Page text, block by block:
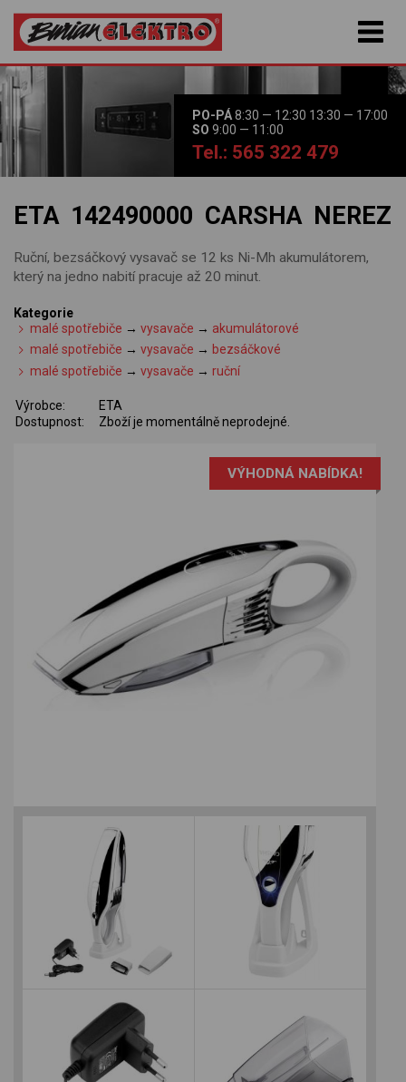
PO-PÁ8:30 — 12:30 13:30 — 17:00
SO 9:00 — 11:00
Tel.: 565 322 479
ETA 142490000 CARSHA NEREZ
Ruční, bezsáčkový vysavač se 12 ks Ni-Mh akumulátorem,
který na jedno nabití pracuje až 20 minut.
Kategorie
malé spotřebiče →vysavače → akumulátorové
malé spotřebiče →vysavače → bezsáčkové
malé spotřebiče →vysavače →ruční
Výrobce:
ETA
Dostupnost:
Zboží je momentálně neprodejné.
VÝHODNÁ NABÍDKA!